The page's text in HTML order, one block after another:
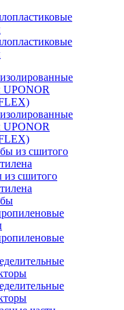
UPONOR
из сшитого